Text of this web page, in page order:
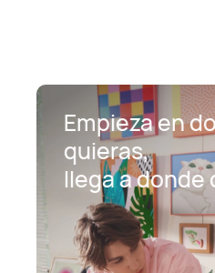
Empieza en
quieras,
llega a donde